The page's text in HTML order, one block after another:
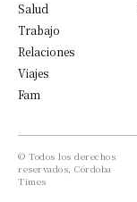
Salud
Trabajo
Relaciones
Viajes
Fam
© Todos los derechos
reservados, Córdoba
Times